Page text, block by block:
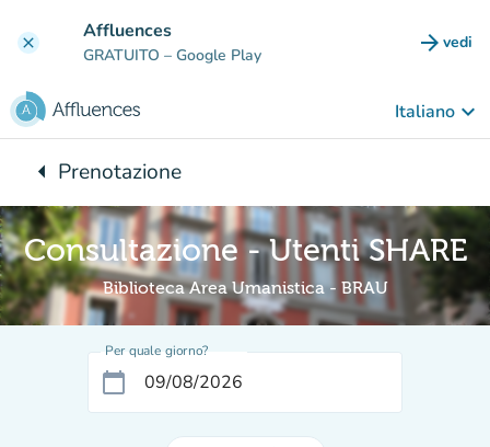
clear Affluences
GRATUITO – Google Play arrow_forward vedi
Italiano keyboard_arrow_down
arrow_leftTorna a:
Prenotazione
Consultazione - Utenti SHARE
Biblioteca Area Umanistica - BRAU
Per quale giorno?
calendar_today